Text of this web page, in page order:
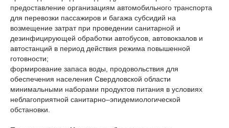
предоставление организациям автомобильного транспорта
для перевозки пассажиров и багажа субсидий на
возмещение затрат при проведении санитарной и
дезинфицирующей обработки автобусов, автовокзалов и
автостанций в период действия режима повышенной
готовности;
формирование запаса воды, продовольствия для
обеспечения населения Свердловской области
минимальными наборами продуктов питания в условиях
неблагоприятной санитарно–эпидемиологической
обстановки.